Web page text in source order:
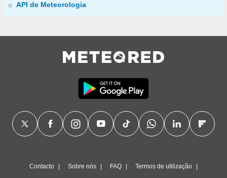
API de Meteorologia
Contacto Sobre nós FAQ Termos de utilização